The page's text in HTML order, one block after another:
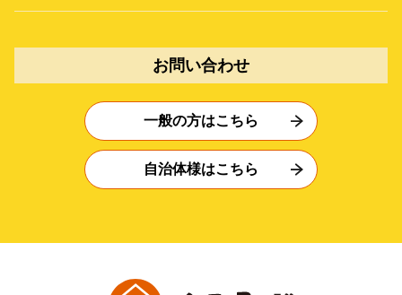
お問い合わせ
一般の方はこちら
自治体様はこちら